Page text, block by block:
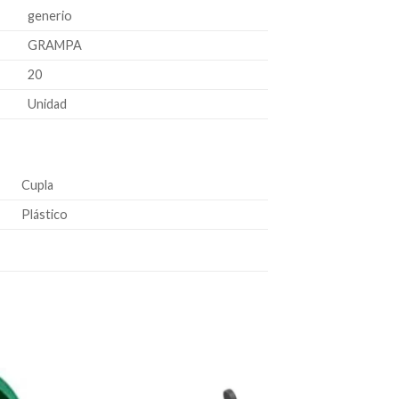
generio
GRAMPA
20
Unidad
Cupla
Plástico